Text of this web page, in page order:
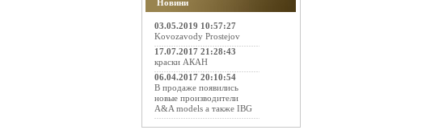
Новини
03.05.2019 10:57:27
Kovozavody Prostejov
17.07.2017 21:28:43
краски АКАН
06.04.2017 20:10:54
В продаже появились
новые производители
A&A models а также IBG